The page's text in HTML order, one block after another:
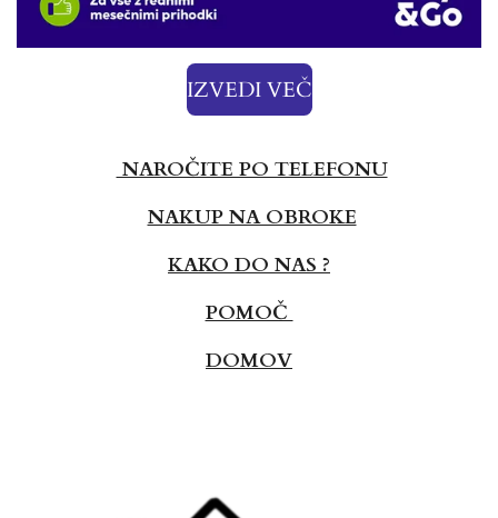
IZVEDI VEČ
NAROČITE PO TELEFONU
NAKUP NA OBROKE
KAKO DO NAS ?
POMOČ
DOMOV